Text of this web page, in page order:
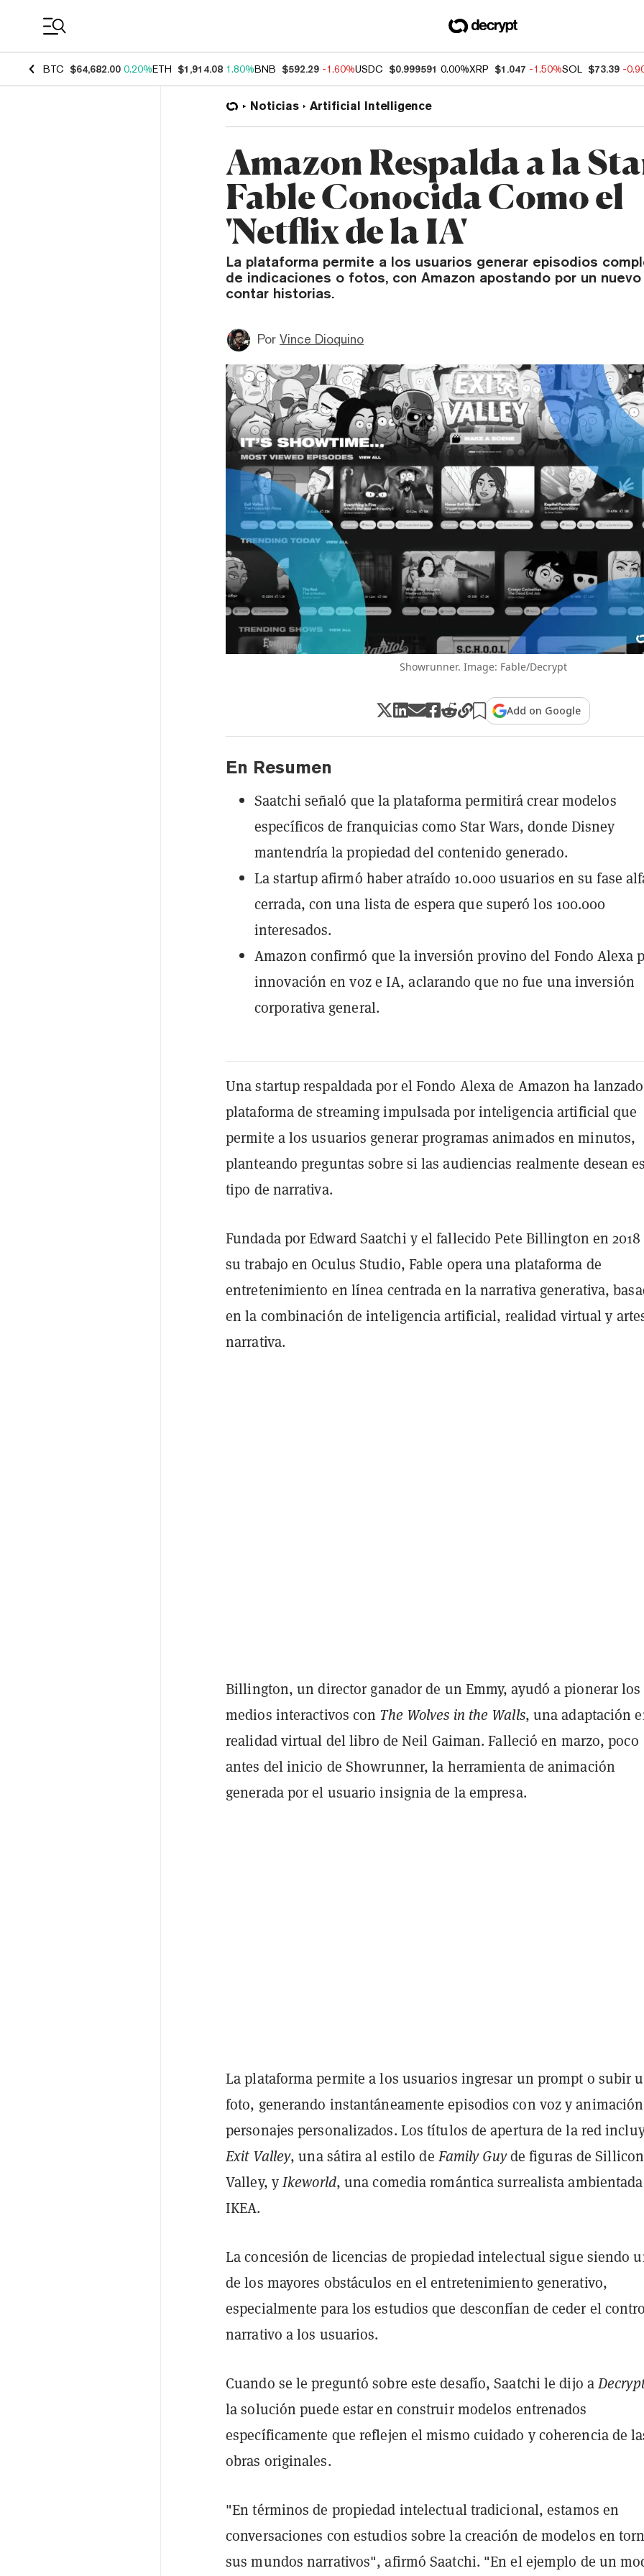
BTC $64,682.00 0.20%ETH $1,914.08 1.80%BNB $592.29 -1.60%USDC $0.999591 0.00%XRP $1.047 -1.50%SOL $73.39 -
Noticias Artificial Intelligence
Amazon Respalda a la
Fable Conocida Como el
'Netflix de la IA'
La plataforma permite a los usuarios generar episodios
de indicaciones o fotos, con Amazon apostando por un
contar historias.
Por Vince Dioquino
Showrunner. Image: Fable/Decrypt
Add on Google
En Resumen
Saatchi señaló que la plataforma permitirá crear modelos
específicos de franquicias como Star Wars, donde Disney
mantendría la propiedad del contenido generado.
La startup afirmó haber atraído 10.000 usuarios en su fase
cerrada, con una lista de espera que superó los 100.000
interesados.
Amazon confirmó que la inversión provino del Fondo Alexa
innovación en voz e IA, aclarando que no fue una inversión
corporativa general.
Una startup respaldada por el Fondo Alexa de Amazon ha
plataforma de streaming impulsada por inteligencia artificial que
permite a los usuarios generar programas animados en minutos,
planteando preguntas sobre si las audiencias realmente desean
tipo de narrativa.
Fundada por Edward Saatchi y el fallecido Pete Billington en
su trabajo en Oculus Studio, Fable opera una plataforma de
entretenimiento en línea centrada en la narrativa generativa,
en la combinación de inteligencia artificial, realidad virtual y
narrativa.
Billington, un director ganador de un Emmy, ayudó a pionerar los
medios interactivos con The Wolves in the Walls, una adaptación
realidad virtual del libro de Neil Gaiman. Falleció en marzo, poco
antes del inicio de Showrunner, la herramienta de animación
generada por el usuario insignia de la empresa.
La plataforma permite a los usuarios ingresar un prompt o subir
foto, generando instantáneamente episodios con voz y
personajes personalizados. Los títulos de apertura de la red
Exit Valley, una sátira al estilo deFamily Guyde figuras de Sillicon
Valley, yIkeworld, una comedia romántica surrealista
IKEA.
La concesión de licencias de propiedad intelectual sigue siendo
de los mayores obstáculos en el entretenimiento generativo,
especialmente para los estudios que desconfían de ceder el
narrativo a los usuarios.
Cuando se le preguntó sobre este desafío, Saatchi le dijo a
la solución puede estar en construir modelos entrenados
específicamente que reflejen el mismo cuidado y coherencia de
obras originales.
"En términos de propiedad intelectual tradicional, estamos en
conversaciones con estudios sobre la creación de modelos en
sus mundos narrativos", afirmó Saatchi. "En el ejemplo de un